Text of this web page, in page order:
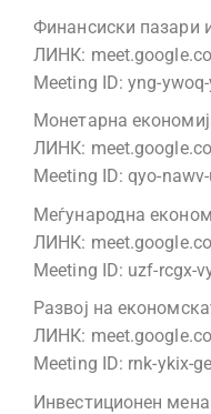
Финансиски пазари
ЛИНК:
Meeting ID: yng-
Монетарна
ЛИНК:
Meeting ID: qyo-
Меѓународна
ЛИНК:
Meeting ID: uzf-rcgx-
Развој на
ЛИНК:
Meeting ID: rnk-ykix-
Инвестиционен